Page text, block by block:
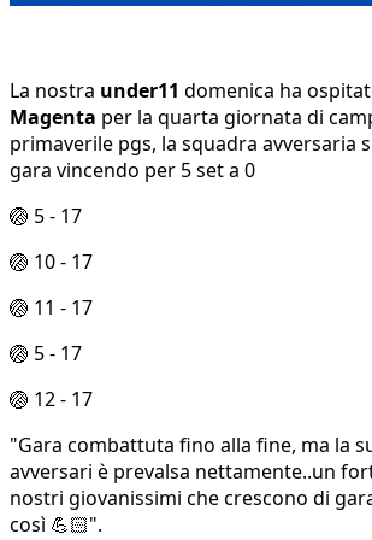
La nostra under11 domenica ha
Magenta per la quarta giornata di
primaverile pgs, la squadra avversaria
gara vincendo per 5 set a 0
🏐 5 - 17
🏐 10 - 17
🏐 11 - 17
🏐 5 - 17
🏐 12 - 17
"Gara combattuta fino alla fine, ma la
avversari è prevalsa nettamente..un
nostri giovanissimi che crescono di
così 💪🏻".